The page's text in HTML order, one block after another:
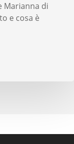
Marianna di
e cosa è